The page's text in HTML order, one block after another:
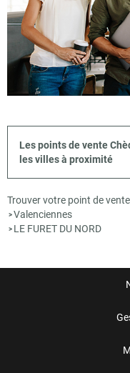
Les points de vente
les villes à proximité
Trouver votre point de
>Valenciennes
> LE FURET DU NORD